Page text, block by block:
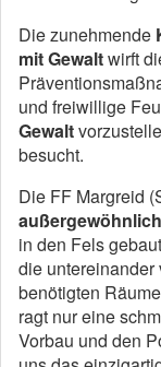
Die zunehmende
mit Gewaltwirft
und freiwillige
Gewalt
besucht.
Die FF Margreid
in den Fels
die
benötigten
ragt nur eine
Vorbau und den